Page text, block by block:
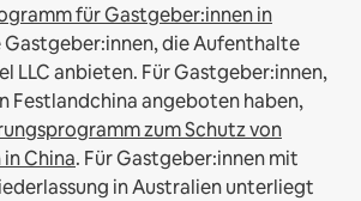
für Gastgeber:innen in
Gastgeber:innen, die Aufenthalte
LLC anbieten. Für Gastgeber:innen,
Festlandchina angeboten haben,
zum Schutz von
China. Für Gastgeber:innen mit
in Australien unterliegt